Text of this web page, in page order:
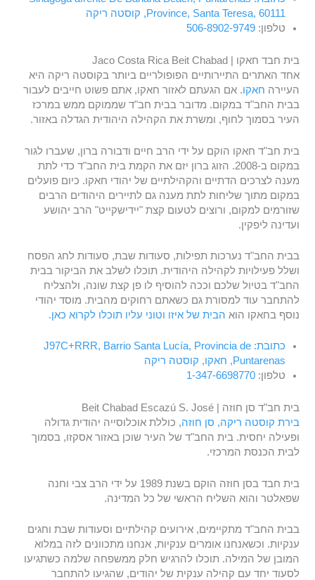
Province, Santa Teresa, 60111, קוסטה ריקה
טלפון:506-8902-9749
בית חבד חאקו | Jaco Costa Rica Beit Chabad
אחד האתרים התיירותיים הפופולריים ביותר בקוסטה ריקה היא
העיירה חאקו. אם הגעתם לאזור חאקו, אתם פשוט חייבים לעבור
בבית החב"ד במקום. מדובר בבית חב"ד שממוקם ממש במרכז
העיר בסמוך לחוף, ומשרת את הקהילה היהודית הגדלה באזור.
בית חב"ד חאקו הוקם על ידי הרב חיים ודבורה ברון, שעברו לגור
במקום ב-2008. הזוג ברון יזם את הקמת בית החב"ד כדי לתת
מענה לצרכים הדתיים והקהילתיים של יהודי חאקו. כיום פועלים
במקום מתוך שליחות לתת מענה גם לתיירים היהודים הרבים
שזורמים למקום, ורוצים לטעום קצת "יידישקייט" הרב יהושע
ועדינה ליפקין.
בבית החב"ד נערכות תפילות, סעודות שבת, סעודות לחג הפסח
ושלל פעילויות לקהילה היהודית. תוכלו לשלב את הביקור בבית
החב"ד בטיול שלכם וככה להוסיף לו פן קצת שונה, ולהצליח
להתחבר עוד למסורת גם כשאתם רחוקים מהבית. מוסד יהודי
נוסף בחאקו הוא הבית של איזו וטוני עליו תוכלו לקרוא כאן.
כתובת: J97C+RRR, Barrio Santa Lucía, Provincia de
Puntarenas, חאקו, קוסטה ריקה
טלפון:1-347-6698770
בית חב"ד סן חוזה | Beit Chabad Escazú S. José
בירת קוסטה ריקה, סן חוזה, כוללת אוכלוסייה יהודית גדולה
ופעילה יחסית. בית החב"ד של העיר שוכן באזור אסקזו, בסמוך
לבית הכנסת המרכזי.
בית חבד בסן חוזה הוקם בשנת 1989 על ידי הרב צבי וחנה
שפאלטר והוא השליח הראשי של כל המדינה.
בבית החב"ד מתקיימים, אירועים קהילתיים וסעודות שבת וחגים
ענקיות. וכשאנחנו אומרים ענקיות, אנחנו מתכוונים לזה במלוא
המובן של המילה. תוכלו להרגיש חלק ממשפחה שלמה כשתגיעו
לסעוד יחד עם קהילה ענקית של יהודים, שהגיעו להתחבר